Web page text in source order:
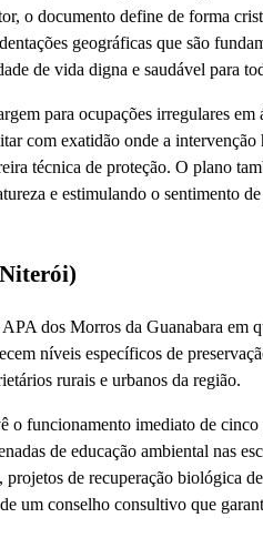
o documento define de forma
geográficas que são
de vida digna e saudável para
para ocupações irregulares
com exatidão onde a
técnica de proteção. O plano
e estimulando o sentimento
dos Morros da Guanabara em
níveis específicos de
rurais e urbanos da região.
funcionamento imediato de cinco
de educação ambiental nas
de recuperação biológica
um conselho consultivo que